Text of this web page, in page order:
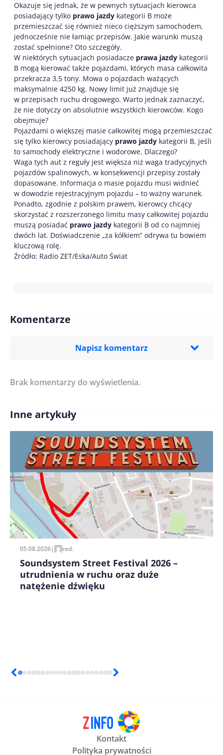
Okazuje się jednak, że w pewnych sytuacjach kierowca
posiadający tylko prawo jazdy kategorii B może
przemieszczać się również nieco cięższym samochodem,
jednocześnie nie łamiąc przepisów. Jakie warunki muszą
zostać spełnione? Oto szczegóły.
W niektórych sytuacjach posiadacze prawa jazdy kategorii
B mogą kierować także pojazdami, których masa całkowita
przekracza 3,5 tony. Mowa o pojazdach ważących
maksymalnie 4250 kg. Nowy limit już znajduje się
w przepisach ruchu drogowego. Warto jednak zaznaczyć,
że nie dotyczy on absolutnie wszystkich kierowców. Kogo
obejmuje?
Pojazdami o większej masie całkowitej mogą przemieszczać
się tylko kierowcy posiadający prawo jazdy kategorii B, jeśli
to samochody elektryczne i wodorowe. Dlaczego?
Waga tych aut z reguły jest większa niż waga tradycyjnych
pojazdów spalinowych, w konsekwencji przepisy zostały
dopasowane. Informacja o masie pojazdu musi widnieć
w dowodzie rejestracyjnym pojazdu – to ważny warunek.
Ponadto, zgodnie z polskim prawem, kierowcy chcący
skorzystać z rozszerzonego limitu masy całkowitej pojazdu
muszą posiadać prawo jazdy kategorii B od co najmniej
dwóch lat. Doświadczenie „za kółkiem” odrywa tu bowiem
kluczową rolę.
Źródło: Radio ZET/Eska/Auto Świat
Komentarze
Napisz komentarz
Treść komentarza*
Imię/ Nick*
Zapamiętaj moje dane w tej przeglądarce podczas
pisania kolejnych komentarzy.
Brak komentarzy do wyświetlenia.
Inne artykuły
05.08.2026| red.
Soundsystem Street Festival 2026 –
utrudnienia w ruchu oraz duże
natężenie dźwięku
Kontakt
Polityka prywatności